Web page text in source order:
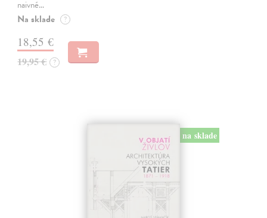
naivné…
Na sklade ?
18,55 €
19,95 € ?
na sklade